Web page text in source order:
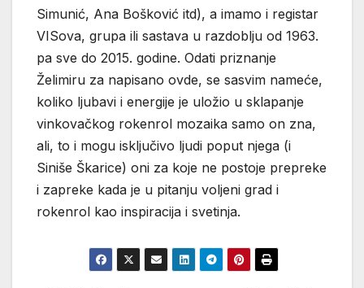
Simunić, Ana Bošković itd), a imamo i registar
VISova, grupa ili sastava u razdoblju od 1963.
pa sve do 2015. godine. Odati priznanje
Želimiru za napisano ovde, se sasvim nameće,
koliko ljubavi i energije je uložio u sklapanje
vinkovačkog rokenrol mozaika samo on zna,
ali, to i mogu isključivo ljudi poput njega (i
Siniše Škarice) oni za koje ne postoje prepreke
i zapreke kada je u pitanju voljeni grad i
rokenrol kao inspiracija i svetinja.